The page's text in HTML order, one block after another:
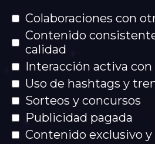
Colaboraciones con
Contenido
calidad
Interacción activa con
Uso de hashtags y
Sorteos y concursos
Publicidad pagada
Contenido exclusivo y